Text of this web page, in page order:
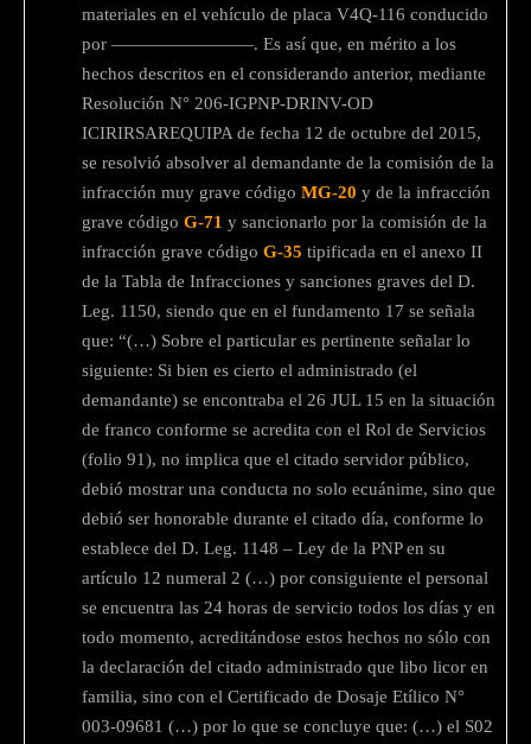
materiales en el vehículo de placa V4Q-116 conducido
por ————————. Es así que, en mérito a los
hechos descritos en el considerando anterior, mediante
Resolución N° 206-IGPNP-DRINV-OD
ICIRIRSAREQUIPA de fecha 12 de octubre del 2015,
se resolvió absolver al demandante de la comisión de la
infracción muy grave código MG-20 y de la infracción
grave código G-71 y sancionarlo por la comisión de la
infracción grave código G-35 tipificada en el anexo II
de la Tabla de Infracciones y sanciones graves del D.
Leg. 1150, siendo que en el fundamento 17 se señala
que: “(…) Sobre el particular es pertinente señalar lo
siguiente: Si bien es cierto el administrado (el
demandante) se encontraba el 26 JUL 15 en la situación
de franco conforme se acredita con el Rol de Servicios
(folio 91), no implica que el citado servidor público,
debió mostrar una conducta no solo ecuánime, sino que
debió ser honorable durante el citado día, conforme lo
establece del D. Leg. 1148 – Ley de la PNP en su
artículo 12 numeral 2 (…) por consiguiente el personal
se encuentra las 24 horas de servicio todos los días y en
todo momento, acreditándose estos hechos no sólo con
la declaración del citado administrado que libo licor en
familia, sino con el Certificado de Dosaje Etílico N°
003-09681 (…) por lo que se concluye que: (…) el S02